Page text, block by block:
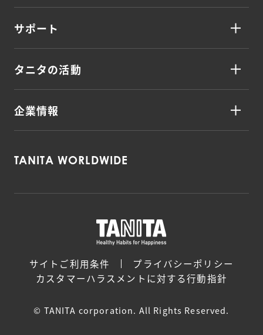
サポート
タニタの活動
企業情報
TANITA WORLDWIDE
サイトご利用条件
プライバシーポリシー
カスタマーハラスメントに対する行動指針
© TANITA corporation. All Rights Reserved.